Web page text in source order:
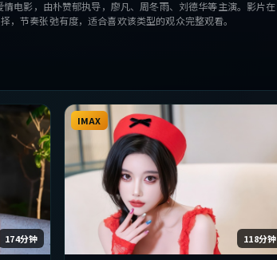
电影，由朴赞郁执导，廖凡、周冬雨、刘德华等主演。影片在
，节奏张弛有度，适合喜欢该类型的观众完整观看。
174分钟 118分钟
IMAX